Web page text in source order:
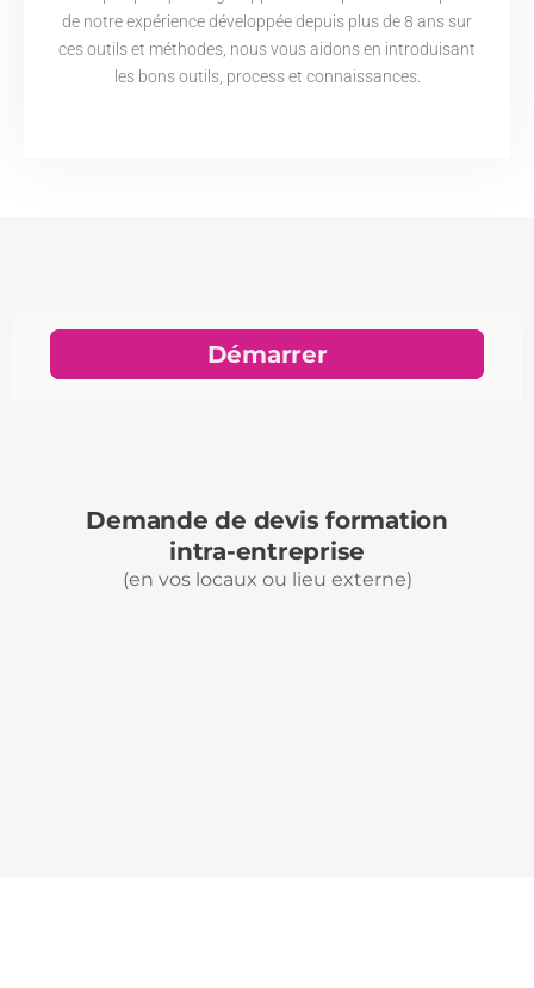
de notre expérience développée depuis plus de 8 ans sur
ces outils et méthodes, nous vous aidons en introduisant
les bons outils, process et connaissances.